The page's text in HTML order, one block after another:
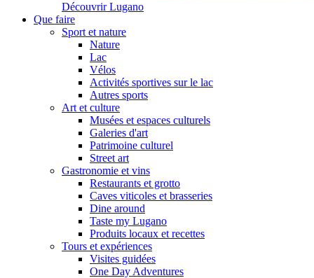
Découvrir Lugano
Que faire
Sport et nature
Nature
Lac
Vélos
Activités sportives sur le lac
Autres sports
Art et culture
Musées et espaces culturels
Galeries d'art
Patrimoine culturel
Street art
Gastronomie et vins
Restaurants et grotto
Caves viticoles et brasseries
Dine around
Taste my Lugano
Produits locaux et recettes
Tours et expériences
Visites guidées
One Day Adventures